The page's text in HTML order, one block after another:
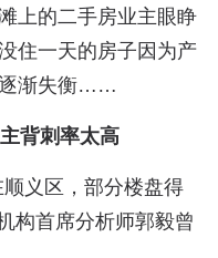
上的二手房业主眼睁
住一天的房子因为产
逐渐失衡……
背刺率太高
义区，部分楼盘得
构首席分析师郭毅曾